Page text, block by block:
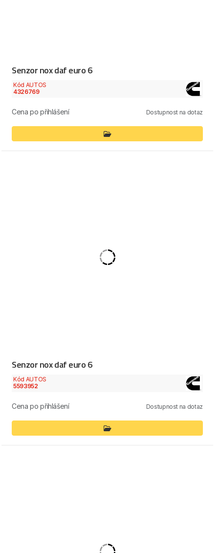
Senzor nox daf euro 6
Kód AUTOS
4326769
Cena po přihlášení Dostupnost na dotaz
Senzor nox daf euro 6
Kód AUTOS
5593952
Cena po přihlášení Dostupnost na dotaz